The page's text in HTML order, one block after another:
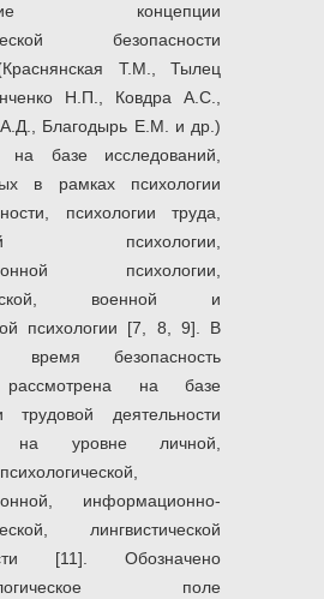
концепции
безопасности
Т.М., Тылец
Н.П., Ковдра А.С.,
Благодырь Е.М. и др.)
на базе исследований,
в рамках психологии
психологии труда,
психологии,
психологии,
военной и
психологии [7, 8, 9]. В
время безопасность
рассмотрена на базе
деятельности
на уровне личной,
информационно-
лингвистической
[11]. Обозначено
поле